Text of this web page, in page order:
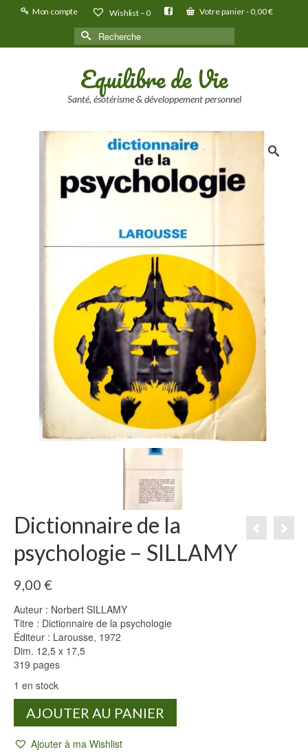
Mon compte Wishlist –0 Votre panier-0,00€
Rechercher :
Equilibre de Vie
Santé, ésotérisme & développement personnel
Dictionnaire de la
psychologie – SILLAMY
9,00 €
Auteur : Norbert SILLAMY
Titre : Dictionnaire de la psychologie
Éditeur : Larousse, 1972
Dim. 12,5 x 17,5
319 pages
1 en stock
de
AJOUTER AU PANIER
Ajouter à ma Wishlist